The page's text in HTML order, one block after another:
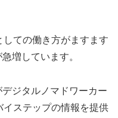
ての働き方がますます
増しています。
ジタルノマドワーカー
イステップの情報を提供